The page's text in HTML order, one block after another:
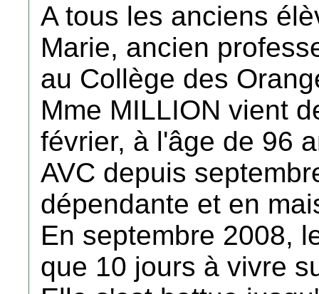
A tous les anciens
Marie, ancien
au Collège des
Mme MILLION vient
février, à l'âge de 96
AVC depuis
dépendante et en
En septembre 2008,
que 10 jours à vivre